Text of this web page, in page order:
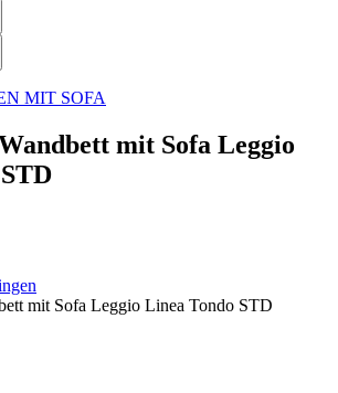
MIT SOFA
mit Sofa Leggio